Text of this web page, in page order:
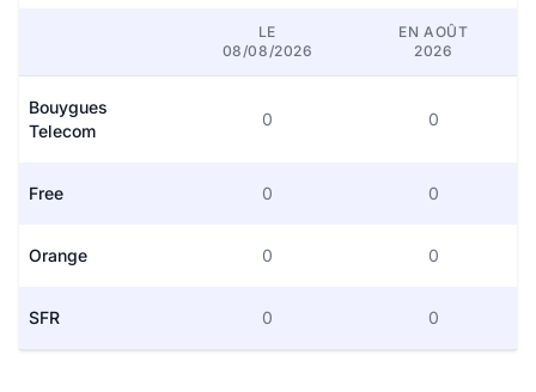
LE
08/08/2026
EN AOÛT
2026
Bouygues
Telecom
0 0
Free 0 0
Orange 0 0
SFR 0 0